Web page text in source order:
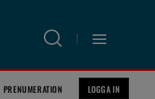
PRENUMERATION LOGGA IN